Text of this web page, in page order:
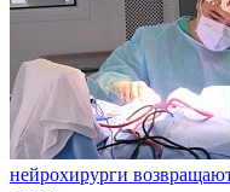
нейрохирурги